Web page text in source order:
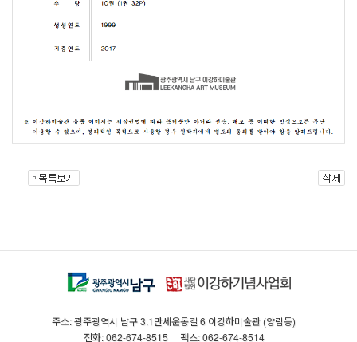
주소: 광주광역시 남구 3.1만세운동길 6 이강하미술관 (양림동)
전화: 062-674-8515
팩스: 062-674-8514